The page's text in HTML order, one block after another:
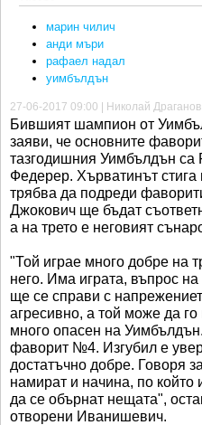
марин чилич
анди мъри
рафаел надал
уимбълдън
27-06-2017 09:00 | Николай Драганов
Бившият шампион от
заяви, че основните
тазгодишния Уимбълдън
Федерер. Хърватинът стига
трябва да подреди
Джокович ще бъдат
а на трето е неговият
"Той играе много добре на
него. Има играта, въпрос на
ще се справи с
агресивно, а той може да
много опасен на
фаворит №4. Изгубил е
достатъчно добре. Говоря
намират и начина, по който
да се обърнат нещата",
отворени Иванишевич.